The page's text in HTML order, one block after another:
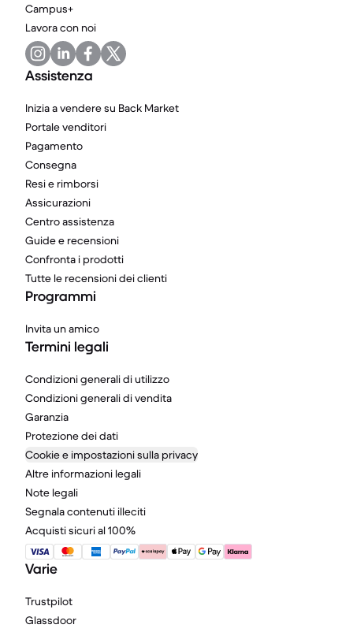
Campus+
Lavora con noi
Assistenza
Inizia a vendere su Back Market
Portale venditori
Pagamento
Consegna
Resi e rimborsi
Assicurazioni
Centro assistenza
Guide e recensioni
Confronta i prodotti
Tutte le recensioni dei clienti
Programmi
Invita un amico
Termini legali
Condizioni generali di utilizzo
Condizioni generali di vendita
Garanzia
Protezione dei dati
Cookie e impostazioni sulla privacy
Altre informazioni legali
Note legali
Segnala contenuti illeciti
Acquisti sicuri al 100%
Varie
Trustpilot
Glassdoor